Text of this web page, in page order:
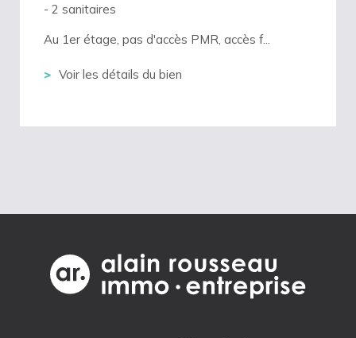
- 2 sanitaires
Au 1er étage, pas d'accès PMR, accès f...
Voir les détails du bien